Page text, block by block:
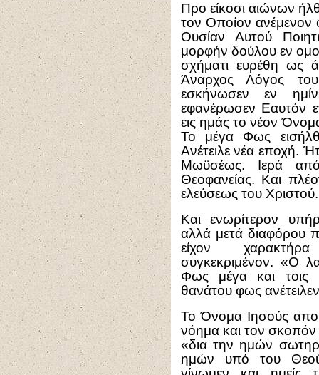
Προ είκοσι αιώνων
τον Οποίον ανέμενον
Ουσίαν Αυτού
μορφήν δούλου εν
σχήματι ευρέθη ως
Άναρχος Λόγος
εσκήνωσεν εν
εφανέρωσεν Εαυτόν
εις ημάς το νέον
Το μέγα Φως
Ανέτειλε νέα εποχή.
Μωϋσέως. Ιερά από
Θεοφανείας. Και
ελεύσεως του Χριστού.
Και ενωρίτερον
αλλά μετά διαφόρου
είχον
συγκεκριμένον. «Ο
Φως μέγα και τοις
θανάτου φως
Το Όνομα Ιησούς
νόημα και τον σκοπόν
«δια την ημών
ημών υπό του Θεού